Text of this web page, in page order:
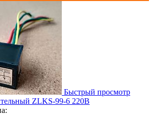
Быстрый просмотр
ZLKS-99-6 220В